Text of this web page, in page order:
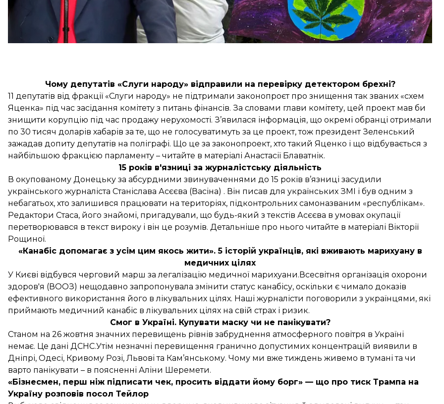
Чому депутатів «Слуги народу» відправили на перевірку детектором брехні?
11 депутатів від фракції «Слуги народу» не підтримали законопроєт про знищення так званих «схем
Яценка» під час засідання комітету з питань фінансів. За словами глави комітету, цей проект мав би
знищити корупцію під час продажу нерухомості. З’явилася інформація, що окремі обранці отримали
по 30 тисяч доларів хабарів за те, що не голосуватимуть за це проект, тож президент Зеленський
зажадав допиту депутатів на поліграфі. Що це за законопроект, хто такий Яценко і що відбувається з
найбільшою фракцією парламенту – читайте в матеріалі Анастасії Блаватнік.
15 років в'язниці за журналістську діяльність
В окупованому Донецьку за абсурдними звинуваченнями до 15 років в’язниці засудили
українського журналіста Станіслава Асєєва (Васіна) . Він писав для українських ЗМІ і був одним з
небагатьох, хто залишився працювати на територіях, підконтрольних самоназваним «республікам».
Редактори Стаса, його знайомі, пригадували, що будь-який з текстів Асєєва в умовах окупації
перетворювався в текст вироку і він це розумів. Детальніше про нього читайте в матеріалі Вікторії
Рощиної.
«Канабіс допомагає з усім цим якось жити». 5 історій українців, які вживають марихуану в
медичних цілях
У Києві відбувся черговий марш за легалізацію медичної марихуани.Всесвітня організація охорони
здоров'я (ВООЗ) нещодавно запропонувала змінити статус канабісу, оскільки є чимало доказів
ефективного використання його в лікувальних цілях. Наші журналісти поговорили з українцями, які
приймають медичний канабіс в лікувальних цілях на свій страх і ризик.
Смог в Україні. Купувати маску чи не панікувати?
Станом на 26 жовтня значних перевищень рівнів забруднення атмосферного повітря в Україні
немає. Це дані ДСНС.Утім незначні перевищення гранично допустимих концентрацій виявили в
Дніпрі, Одесі, Кривому Розі, Львові та Кам’янському. Чому ми вже тиждень живемо в тумані та чи
варто панікувати – в поясненні Аліни Шеремети.
«Бізнесмен, перш ніж підписати чек, просить віддати йому борг» — що про тиск Трампа на
Україну розповів посол Тейлор